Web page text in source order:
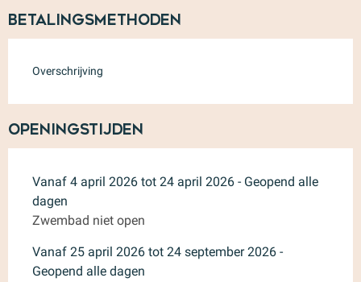
Betalingsmethoden
Overschrijving
Openingstijden
Vanaf 4 april 2026 tot 24 april 2026 - Geopend alle
dagen
Zwembad niet open
Vanaf 25 april 2026 tot 24 september 2026 -
Geopend alle dagen